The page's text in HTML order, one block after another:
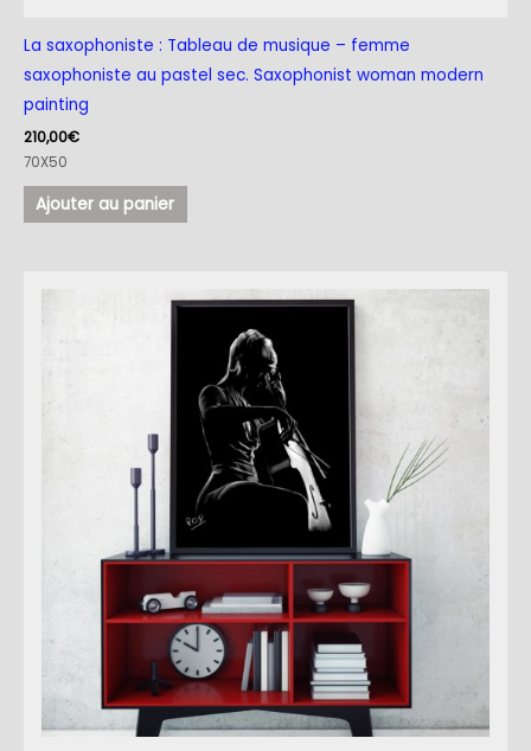
La saxophoniste : Tableau de musique – femme
saxophoniste au pastel sec. Saxophonist woman modern
painting
210,00€
70X50
Ajouter au panier